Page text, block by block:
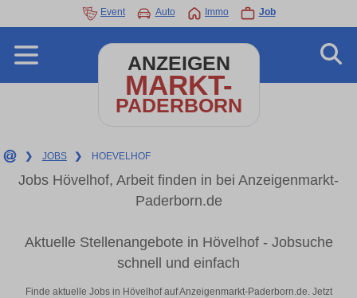
Event Auto Immo Job
ANZEIGEN
MARKT-
PADERBORN
❯ JOBS ❯ HOEVELHOF
Jobs Hövelhof, Arbeit finden in bei Anzeigenmarkt-
Paderborn.de
Aktuelle Stellenangebote in Hövelhof - Jobsuche
schnell und einfach
Finde aktuelle Jobs in Hövelhof auf Anzeigenmarkt-Paderborn.de. Jetzt